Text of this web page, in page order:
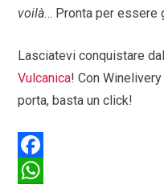
voilà… Pronta per essere
Lasciatevi conquistare
Vulcanica! Con
porta, basta un click!
F